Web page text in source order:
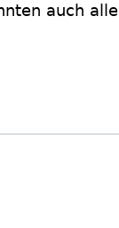
auch alle